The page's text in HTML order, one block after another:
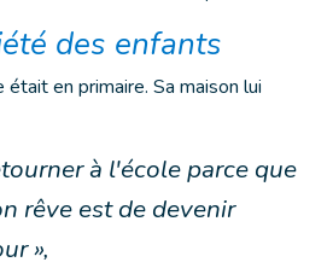
des enfants
en primaire. Sa maison lui
à l'école parce que
rêve est de devenir
»,